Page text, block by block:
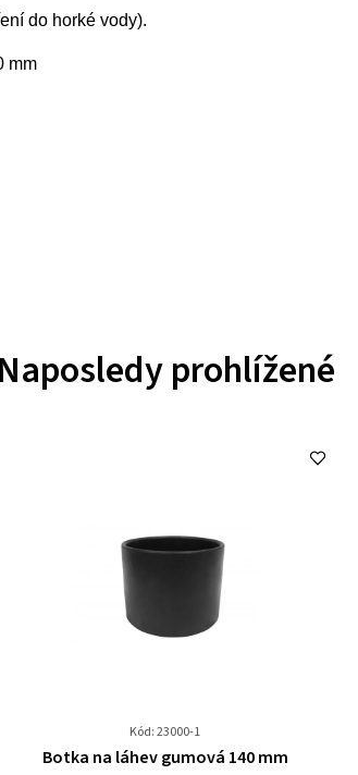
do horké vody).
mm
Naposledy prohlížené
Kód: 23000-1
Průměrné
Botka na láhev gumová 140 mm